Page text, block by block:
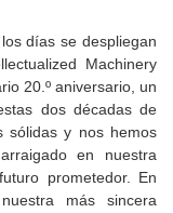
días se despliegan
Machinery
20.º aniversario, un
dos décadas de
sólidas y nos hemos
en nuestra
prometedor. En
más sincera